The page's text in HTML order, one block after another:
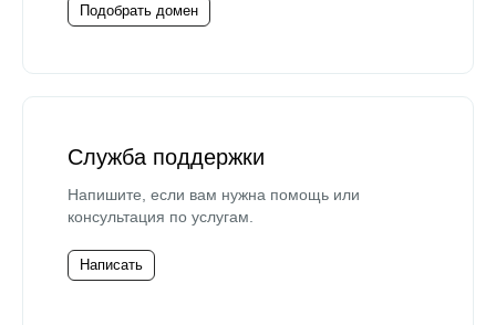
Подобрать домен
Служба поддержки
Напишите, если вам нужна помощь или
консультация по услугам.
Написать